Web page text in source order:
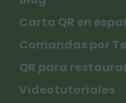
Carta QR en
Comandas por
QR para
Videotutoriales